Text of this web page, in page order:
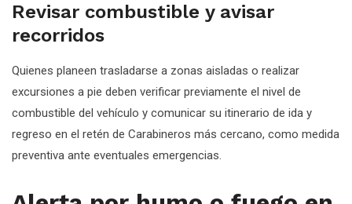
Revisar combustible y avisar
recorridos
Quienes planeen trasladarse a zonas aisladas o realizar
excursiones a pie deben verificar previamente el nivel de
combustible del vehículo y comunicar su itinerario de ida y
regreso en el retén de Carabineros más cercano, como medida
preventiva ante eventuales emergencias.